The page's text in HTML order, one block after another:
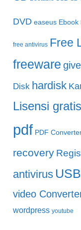
DVD easeus Ebook
free antivirus Free
freeware
Disk hardisk
Lisensi gratis
pdf PDF
recovery
antivirus USB
video
wordpress youtube